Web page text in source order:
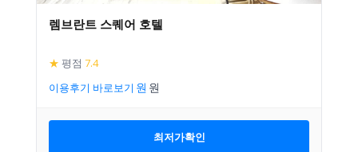
렘브란트 스퀘어 호텔
★ 평점 7.4
이용후기 바로보기
최저가확인